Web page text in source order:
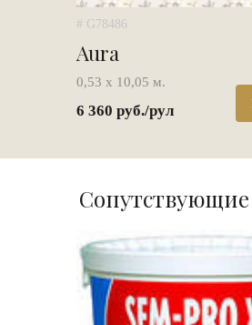
# G78486
Aura
0,53 х 10,05 м.
6 360 руб./рул